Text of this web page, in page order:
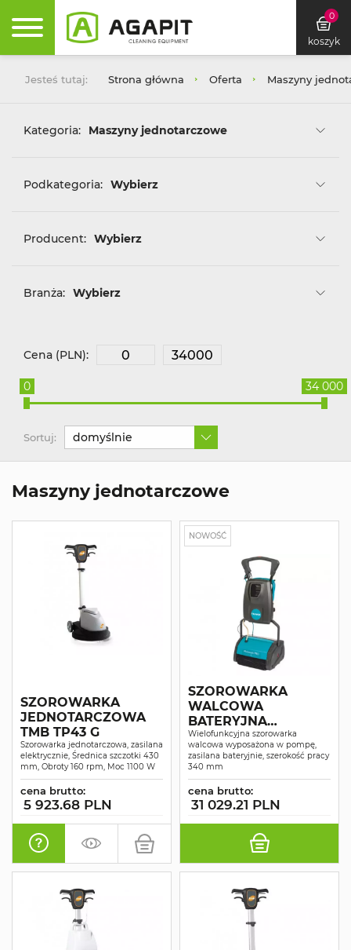
0
koszyk
Jesteś tutaj: Strona główna Oferta Maszyny
Kategoria: Maszyny jednotarczowe
Podkategoria: Wybierz
Producent: Wybierz
Branża: Wybierz
Cena (PLN):
0 34 000
Sortuj: domyślnie
Maszyny jednotarczowe
SZOROWARKA
JEDNOTARCZOWA
TMB TP43 G
Szorowarka jednotarczowa, zasilana
elektrycznie, Średnica szczotki 430
mm, Obroty 160 rpm, Moc 1100 W
cena brutto:
5 923.68 PLN
NOWOŚĆ
SZOROWARKA
WALCOWA
BATERYJNA
MULTIWASH PRO
340 Z POMPĄ
Wielofunkcyjna szorowarka
walcowa wyposażona w pompę,
zasilana bateryjnie, szerokość pracy
340 mm
cena brutto:
31 029.21 PLN